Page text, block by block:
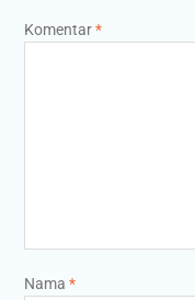
Komentar*
Nama *